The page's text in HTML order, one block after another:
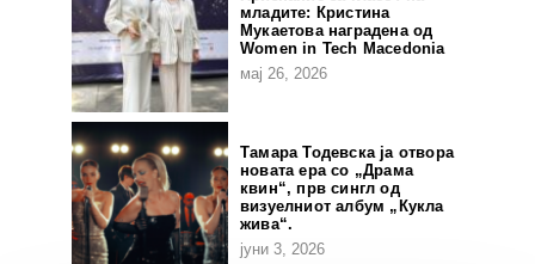
младите: Кристина
Мукаетова наградена од
Women in Tech Macedonia
мај 26, 2026
Тамара Тодевска ја отвора
новата ера со „Драма
квин“, прв сингл од
визуелниот албум „Кукла
жива“.
јуни 3, 2026